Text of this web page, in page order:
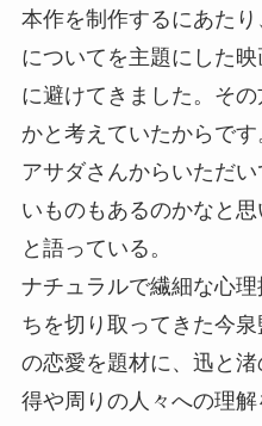
本作を制作するにあた
についてを主題にした
に避けてきました。そ
かと考えていたからで
アサダさんからいただ
いものもあるのかなと思
と語っている。
ナチュラルで繊細な心
ちを切り取ってきた今
の恋愛を題材に、迅と
得や周りの人々への理